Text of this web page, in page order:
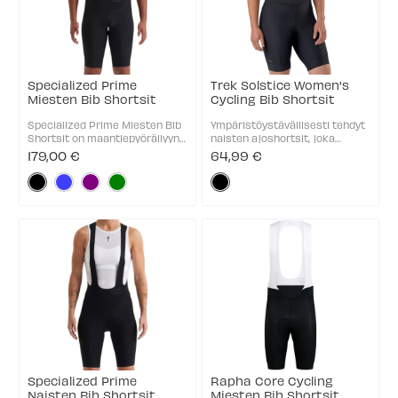
Specialized Prime
Miesten Bib Shortsit
Specialized Prime Miesten Bib
Shortsit on maantiepyöräilyyn
suunnitellut olkaimelliset
pyöräilyshortsit, joissa
yhdistyvät napakka istuvuus,
tehokas kosteudensiirto ja
179,00 €
Väri:
Musta
Trek Solstice Women's
Cycling Bib Shortsit
Ympäristöystävällisesti tehdyt
naisten ajoshortsit, joka
tarjoavat ennustettavaa
suorituskykyä ja bib-housujen
antaman tuen. Solstice
Women’s Bib -ajoshortsit
64,99 €
Väri:
Musta
Specialized Prime
Rapha Core Cycling